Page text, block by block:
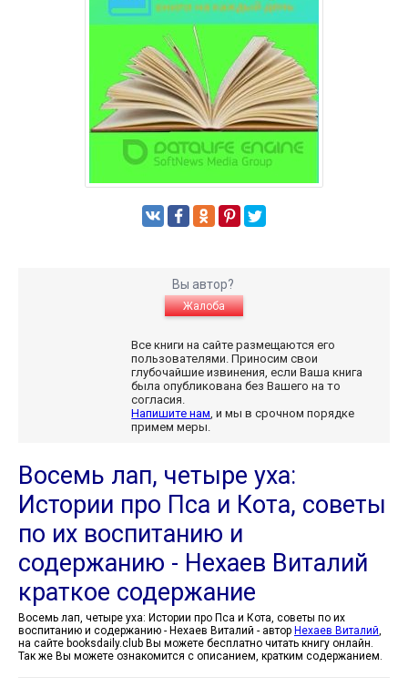
Вы автор?
Жалоба
Все книги на сайте размещаются его
пользователями. Приносим свои
глубочайшие извинения, если Ваша книга
была опубликована без Вашего на то
согласия.
Напишите нам, и мы в срочном порядке
примем меры.
Восемь лап, четыре уха:
Истории про Пса и Кота, советы
по их воспитанию и
содержанию - Нехаев Виталий
краткое содержание
Восемь лап, четыре уха: Истории про Пса и Кота, советы по их
воспитанию и содержанию - Нехаев Виталий - автор Нехаев Виталий,
на сайте booksdaily.club Вы можете бесплатно читать книгу онлайн.
Так же Вы можете ознакомится с описанием, кратким содержанием.